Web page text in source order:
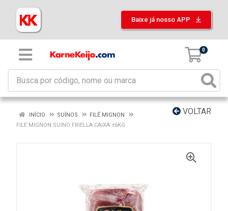
Baixe já nosso APP
0
VOLTAR
INÍCIO SUÍNOS
FILÉ MIGNON
FILE MIGNON SUINO FRIELLA CAIXA ±6KG